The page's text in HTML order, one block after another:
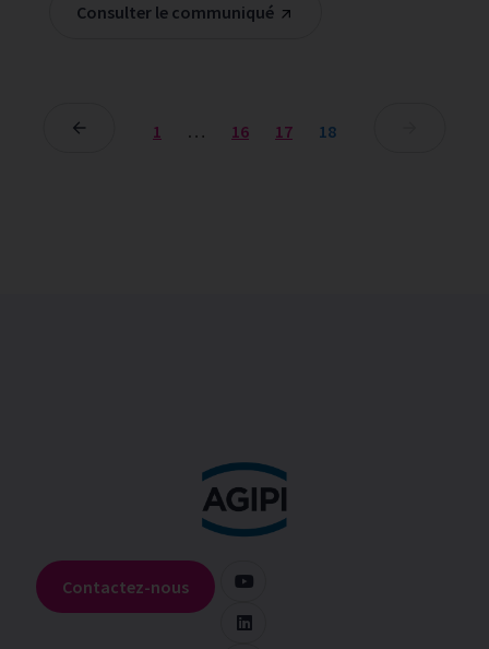
Consulter le communiqué
1 … 16 17 18
Contactez-nous